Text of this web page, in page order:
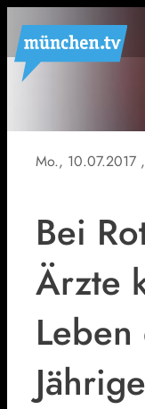
Mo., 10.07.2017
Bei
Ärzte
Leben